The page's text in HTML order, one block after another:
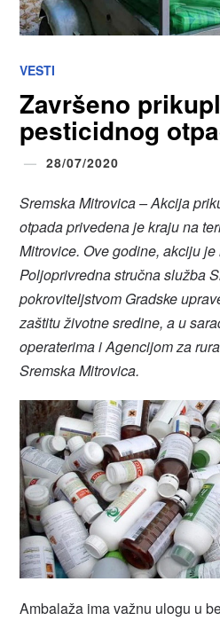
VESTI
Završeno
pesticidnog
28/07/2020
Sremska Mitrovica – Akcija
otpada privedena je kraju na
Mitrovice. Ove godine, akciju
Poljoprivredna stručna služba
pokroviteljstvom Gradske
zaštitu životne sredine, a u
operaterima i Agencijom za
Sremska Mitrovica.
Ambalaža ima važnu ulogu u